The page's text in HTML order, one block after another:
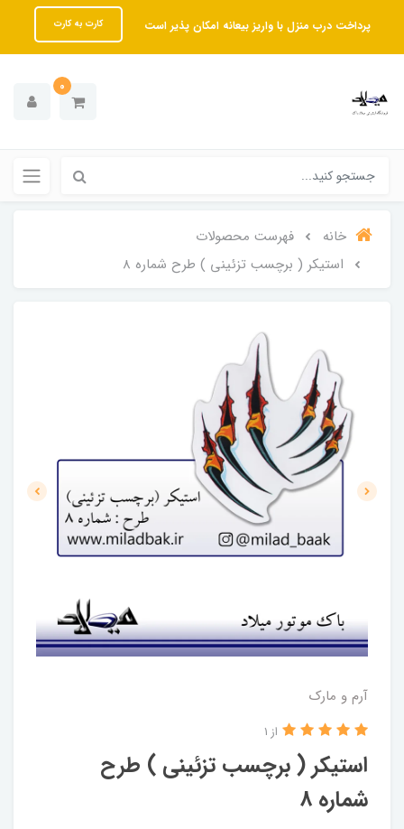
پرداخت درب منزل با واریز بیعانه امکان پذیر است کارت به کارت
0
خانه
فهرست محصولات
استیکر ( برچسب تزئینی ) طرح شماره 8
آرم و مارک
استیکر ( برچسب تزئینی ) طرح
شماره 8
از 1